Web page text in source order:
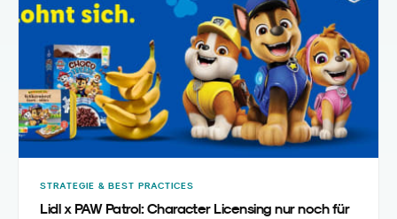
STRATEGIE & BEST PRACTICES
Lidl x PAW Patrol: Character Licensing nur noch für